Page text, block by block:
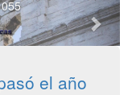
el año